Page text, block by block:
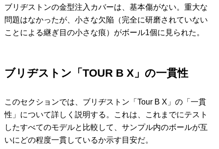
ブリヂストンの金型注入カバーは、基本傷がない。重大な
問題はなかったが、小さな欠陥（完全に研磨されていない
ことによる継ぎ目の小さな痕）がボール1個に見られた。
ブリヂストン「TOUR B X」の一貫性
このセクションでは、ブリヂストン「Tour B X」の「一貫
性」について詳しく説明する。これは、これまでにテスト
したすべてのモデルと比較して、サンプル内のボールが互
いにどの程度一貫しているか示す目安だ。